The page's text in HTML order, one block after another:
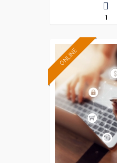
1
ONLINE